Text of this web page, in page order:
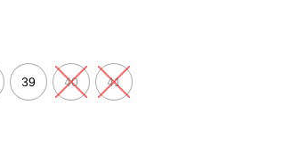
39 40 41